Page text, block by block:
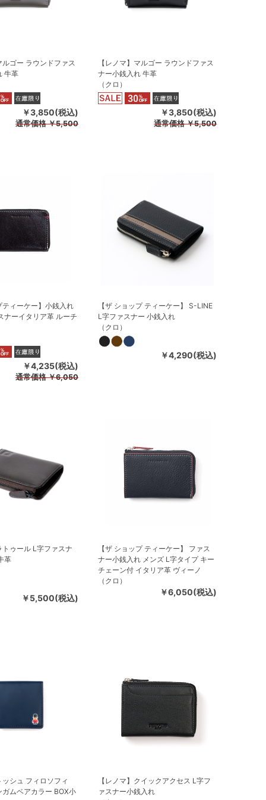
ゴー ラウンドファス
牛革
￥3,850(税込)
通常価格￥5,500
【レノマ】マルゴー ラウンドファス
ナー小銭入れ 牛革
（クロ）
￥3,850(税込)
通常価格￥5,500
ティーケー】小銭入れ
ナーイタリア革 ルーチ
￥4,235(税込)
通常価格￥6,050
【ザ ショップ ティーケー】 S-LINE
L字ファスナー 小銭入れ
（クロ）
￥4,290(税込)
ゥール L字ファスナ
革
￥5,500(税込)
【ザ ショップ ティーケー】 ファス
ナー小銭入れ メンズ L字タイプ キー
チェーン付 イタリア革 ヴィーノ
（クロ）
￥6,050(税込)
シュ フィロソフィ
ムベアカラー BOX小
【レノマ】クイックアクセス L字フ
ァスナー小銭入れ